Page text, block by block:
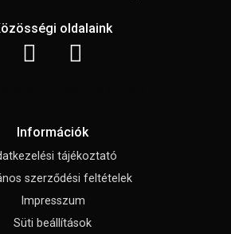
oldalaink
Információk
tájékoztató
szerződési feltételek
Impresszum
Süti beállítások